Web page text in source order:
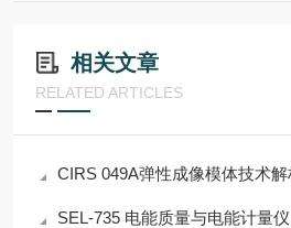
相关文章
RELATED ARTICLES
CIRS 049A弹性成像模体技术
SEL-735 电能质量与电能计量仪：高精度电